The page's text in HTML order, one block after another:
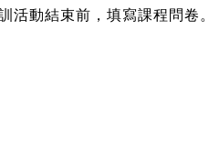
活動結束前，填寫課程問卷。